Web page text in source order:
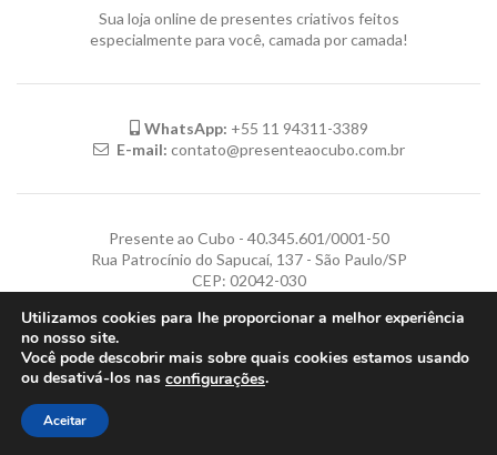
Sua loja online de presentes criativos feitos
especialmente para você, camada por camada!
WhatsApp: +55 11 94311-3389
E-mail: contato@presenteaocubo.com.br
Presente ao Cubo - 40.345.601/0001-50
Rua Patrocínio do Sapucaí, 137 - São Paulo/SP
CEP: 02042-030
Política de Privacidade|Termos de Uso
Devoluções
Orgulhosamente desenvolvido por
Utilizamos cookies para lhe proporcionar a melhor experiência
no nosso site.
Você pode descobrir mais sobre quais cookies estamos usando
ou desativá-los nas configurações.
Aceitar